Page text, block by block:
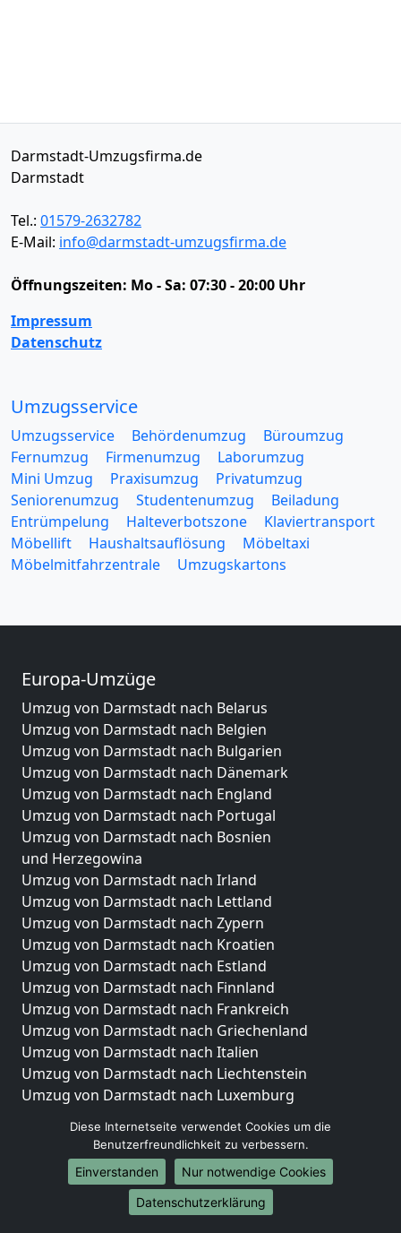
Darmstadt-Umzugsfirma.de
Darmstadt
Tel.: 01579-2632782
E-Mail: info@darmstadt-umzugsfirma.de
Öffnungszeiten: Mo - Sa: 07:30 - 20:00 Uhr
Impressum
Datenschutz
Umzugsservice
Umzugsservice Behördenumzug
Büroumzug
Fernumzug
Firmenumzug
Laborumzug
Mini Umzug
Praxisumzug
Privatumzug
Seniorenumzug
Studentenumzug
Beiladung
Entrümpelung
Halteverbotszone
Klaviertransport
Möbellift
Haushaltsauflösung
Möbeltaxi
Möbelmitfahrzentrale
Umzugskartons
Europa-Umzüge
Umzug von Darmstadt nach Belarus
Umzug von Darmstadt nach Belgien
Umzug von Darmstadt nach Bulgarien
Umzug von Darmstadt nach Dänemark
Umzug von Darmstadt nach England
Umzug von Darmstadt nach Portugal
Umzug von Darmstadt nach Bosnien
und Herzegowina
Umzug von Darmstadt nach Irland
Umzug von Darmstadt nach Lettland
Umzug von Darmstadt nach Zypern
Umzug von Darmstadt nach Kroatien
Umzug von Darmstadt nach Estland
Umzug von Darmstadt nach Finnland
Umzug von Darmstadt nach Frankreich
Umzug von Darmstadt nach Griechenland
Umzug von Darmstadt nach Italien
Umzug von Darmstadt nach Liechtenstein
Umzug von Darmstadt nach Luxemburg
Umzug von Darmstadt nach Norwegen
Umzüge-Deutschlandweit
Umzug von Darmstadt nach Berlin
Diese Internetseite verwendet Cookies um die
Benutzerfreundlichkeit zu verbessern.
Einverstanden
Nur notwendige Cookies
Datenschutzerklärung